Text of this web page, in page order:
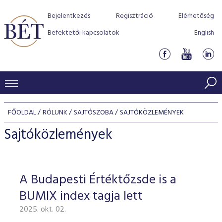
Bejelentkezés Regisztráció
Elérhetőség
Befektetői kapcsolatok
English
KERESKEDÉSI ADATOK
INDEXEK
Jelzáloglevél indexek
Vállalati kötvény indexek
Azonnali Piac
Részvények
Származékos piac
BEFEKTETŐK
Részvény szekció
Hitelpapír szekció
BÉT szabályzatok
Befektetővédelem
Alkalmazott díjstruktúra
Elszámolás
Részvény és vállalati kötvény tőzsdei bevezetését
program
BÉT Xtend - Részvénypiac egyszerűen
TŐZSDETAGOK
Tőzsdetagok, üzletkötők
VENDOROK
FŐOLDAL RÓLUNK SAJTÓSZOBA SAJTÓKÖZLEMÉNYEK
Sajtóközlemények
A Budapesti Értéktőzsde is a
BUMIX index tagja lett
2025. okt. 02.